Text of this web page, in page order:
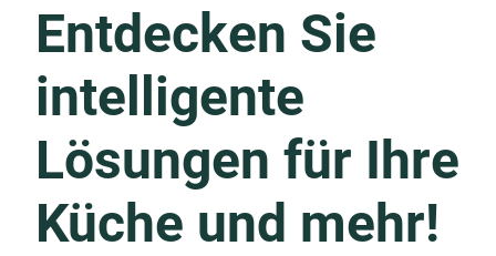
Entdecken Sie
intelligente
Lösungen für Ihre
Küche und mehr!